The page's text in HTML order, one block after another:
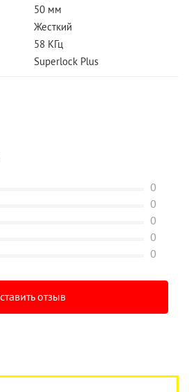
50 мм
Жесткий
58 КГц
Superlock Plus
0
0
0
0
0
отзыв